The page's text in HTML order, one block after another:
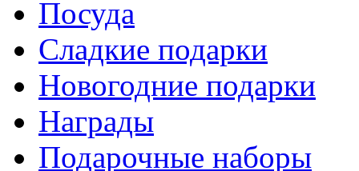
Посуда
Сладкие подарки
Новогодние подарки
Награды
Подарочные наборы